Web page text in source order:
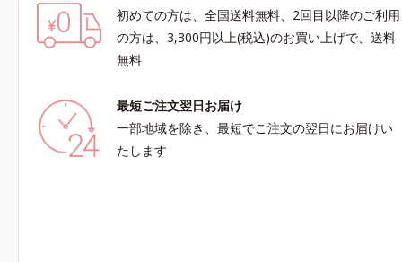
初めての方は、全国送料無料、2回目以降のご利用
の方は、3,300円以上(税込)のお買い上げで、送料
無料
最短ご注文翌日お届け
一部地域を除き、最短でご注文の翌日にお届けい
たします